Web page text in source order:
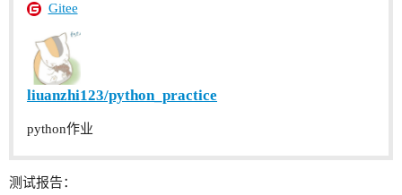
Gitee
liuanzhi123/python_practice
python作业
测试报告：